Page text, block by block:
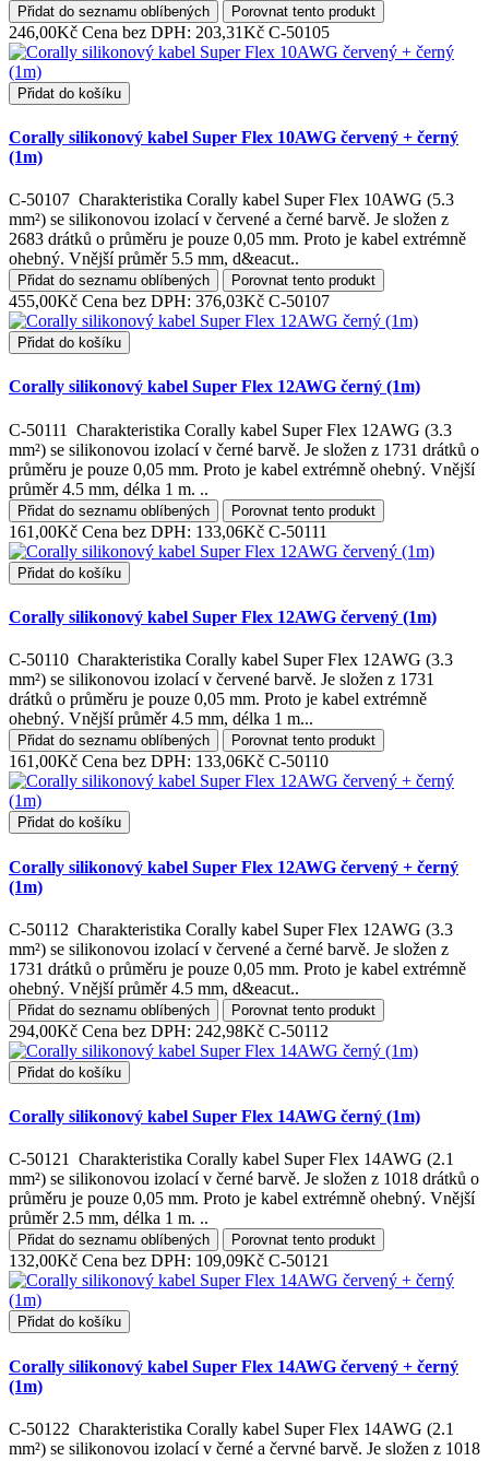
Přidat do seznamu oblíbených Porovnat tento produkt
246,00Kč Cena bez DPH: 203,31Kč C-50105
Přidat do košíku
Corally silikonový kabel Super Flex 10AWG červený + černý
(1m)
C-50107 Charakteristika Corally kabel Super Flex 10AWG (5.3
mm²) se silikonovou izolací v červené a černé barvě. Je složen z
2683 drátků o průměru je pouze 0,05 mm. Proto je kabel extrémně
ohebný. Vnější průměr 5.5 mm, d&eacut..
Přidat do seznamu oblíbených Porovnat tento produkt
455,00Kč Cena bez DPH: 376,03Kč C-50107
Přidat do košíku
Corally silikonový kabel Super Flex 12AWG černý (1m)
C-50111 Charakteristika Corally kabel Super Flex 12AWG (3.3
mm²) se silikonovou izolací v černé barvě. Je složen z 1731 drátků o
průměru je pouze 0,05 mm. Proto je kabel extrémně ohebný. Vnější
průměr 4.5 mm, délka 1 m. ..
Přidat do seznamu oblíbených Porovnat tento produkt
161,00Kč Cena bez DPH: 133,06Kč C-50111
Přidat do košíku
Corally silikonový kabel Super Flex 12AWG červený (1m)
C-50110 Charakteristika Corally kabel Super Flex 12AWG (3.3
mm²) se silikonovou izolací v červené barvě. Je složen z 1731
drátků o průměru je pouze 0,05 mm. Proto je kabel extrémně
ohebný. Vnější průměr 4.5 mm, délka 1 m...
Přidat do seznamu oblíbených Porovnat tento produkt
161,00Kč Cena bez DPH: 133,06Kč C-50110
Přidat do košíku
Corally silikonový kabel Super Flex 12AWG červený + černý
(1m)
C-50112 Charakteristika Corally kabel Super Flex 12AWG (3.3
mm²) se silikonovou izolací v červené a černé barvě. Je složen z
1731 drátků o průměru je pouze 0,05 mm. Proto je kabel extrémně
ohebný. Vnější průměr 4.5 mm, d&eacut..
Přidat do seznamu oblíbených Porovnat tento produkt
294,00Kč Cena bez DPH: 242,98Kč C-50112
Přidat do košíku
Corally silikonový kabel Super Flex 14AWG černý (1m)
C-50121 Charakteristika Corally kabel Super Flex 14AWG (2.1
mm²) se silikonovou izolací v černé barvě. Je složen z 1018 drátků o
průměru je pouze 0,05 mm. Proto je kabel extrémně ohebný. Vnější
průměr 2.5 mm, délka 1 m. ..
Přidat do seznamu oblíbených Porovnat tento produkt
132,00Kč Cena bez DPH: 109,09Kč C-50121
Přidat do košíku
Corally silikonový kabel Super Flex 14AWG červený + černý
(1m)
C-50122 Charakteristika Corally kabel Super Flex 14AWG (2.1
mm²) se silikonovou izolací v černé a červné barvě. Je složen z 1018